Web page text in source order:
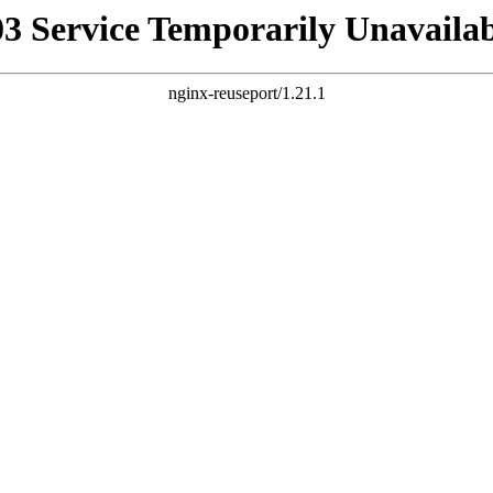
Service Temporarily
nginx-reuseport/1.21.1